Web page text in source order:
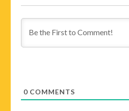
0 COMMENTS